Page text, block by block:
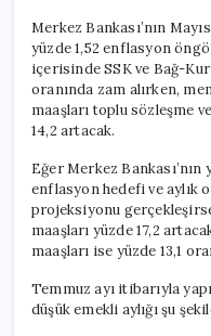
Merkez Bankası’nın
yüzde 1,52 enflasyon
içerisinde SSK ve Bağ-
oranında zam alırken,
maaşları toplu sözleşme
14,2 artacak.
Eğer Merkez
enflasyon hedefi ve aylık
projeksiyonu
maaşları yüzde 17,2
maaşları ise yüzde 13,1
Temmuz ayı itibarıyla
düşük emekli aylığı şu